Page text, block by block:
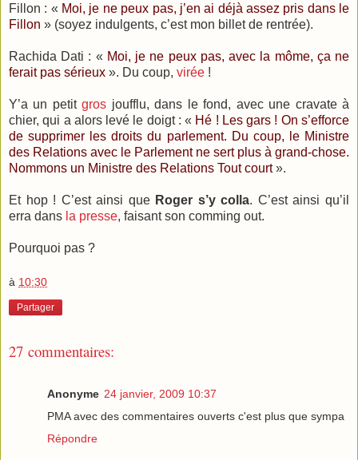
Fillon : « Moi, je ne peux pas, j’en ai déjà assez pris dans le
Fillon » (soyez indulgents, c’est mon billet de rentrée).
Rachida Dati : « Moi, je ne peux pas, avec la môme, ça ne
ferait pas sérieux ». Du coup, virée !
Y’a un petitgros joufflu, dans le fond, avec une cravate à
chier, qui a alors levé le doigt : « Hé ! Les gars ! On s’efforce
de supprimer les droits du parlement. Du coup, le Ministre
des Relations avec le Parlement ne sert plus à grand-chose.
Nommons un Ministre des Relations Tout court».
Et hop ! C’est ainsi que Roger s’y colla. C’est ainsi qu’il
erra dans la presse, faisant son comming out.
Pourquoi pas ?
à 10:30
Partager
27 commentaires:
Anonyme 24 janvier, 2009 10:37
PMA avec des commentaires ouverts c'est plus que sympa
Répondre